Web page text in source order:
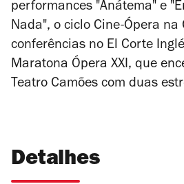
performances "Anátema" e
Nada", o ciclo Cine-Ópera na
conferências no El Corte
Maratona Ópera XXI, que
Teatro Camões com duas
Detalhes